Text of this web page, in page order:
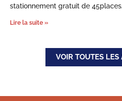
stationnement gratuit de
Lire la suite »
VOIR TOUTES LES